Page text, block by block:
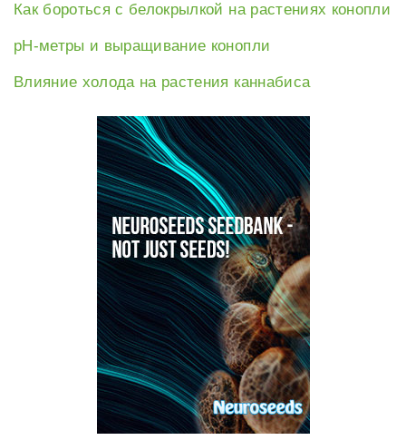
Как бороться с белокрылкой на растениях конопли
рН-метры и выращивание конопли
Влияние холода на растения каннабиса